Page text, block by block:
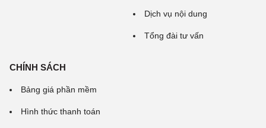
Dịch vụ nội dung
Tổng đài tư vấn
CHÍNH SÁCH
Bảng giá phần mềm
Hình thức thanh toán